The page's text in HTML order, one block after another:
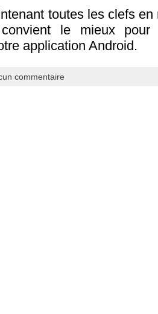
toutes les clefs
le mieux pour
application Android.
commentaire